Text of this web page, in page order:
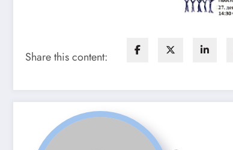
Share this content: